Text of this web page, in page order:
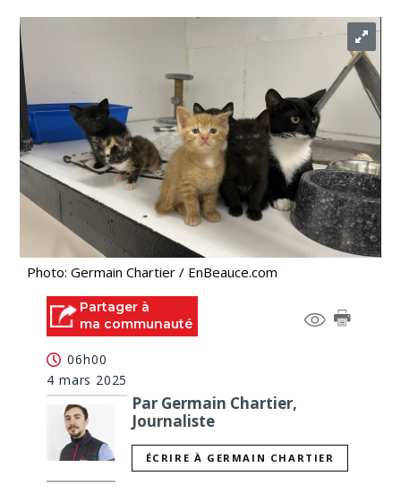
Photo: Germain Chartier / EnBeauce.com
Partager à
ma communauté
06h00
4 mars 2025
Par Germain Chartier,
Journaliste
ÉCRIRE À GERMAIN CHARTIER